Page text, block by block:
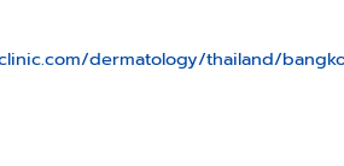
dermatology/thailand/